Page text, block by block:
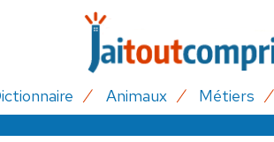
Animaux Métiers